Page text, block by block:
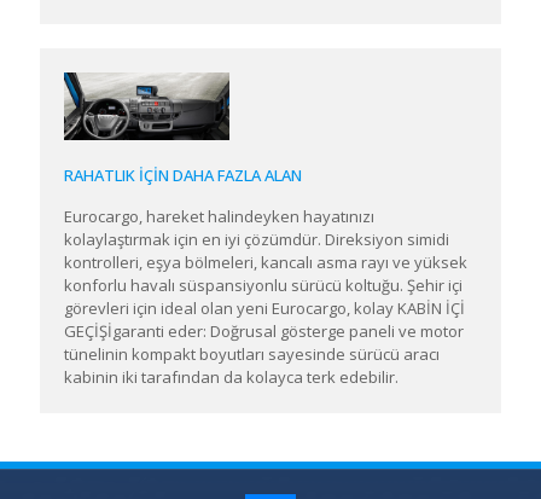
RAHATLIK İÇİN DAHA FAZLA ALAN​​​
Eurocargo, hareket halindeyken hayatınızı
kolaylaştırmak için en iyi çözümdür. Direksiyon simidi
kontrolleri, eşya bölmeleri, kancalı asma rayı ve yüksek
konforlu havalı süspansiyonlu sürücü koltuğu. ​Şehir içi
görevleri için ideal olan yeni Eurocargo, kolay KABİN İÇİ
GEÇİŞİgaranti eder: Doğrusal gösterge paneli ve motor
tünelinin kompakt boyutları sayesinde sürücü aracı
kabinin iki tarafından da kolayca terk edebilir.​​